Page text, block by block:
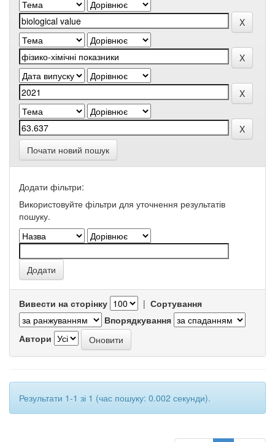
Почати новий пошук
Додати фільтри:
Використовуйте фільтри для уточнення результатів
пошуку.
Вивести на сторінку | Сортування
Впорядкування
Автори
Результати 1-1 зі 1 (час пошуку: 0.002 секунди).